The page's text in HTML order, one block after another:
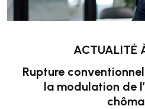
ACTUALITÉ
Rupture
la modulation de